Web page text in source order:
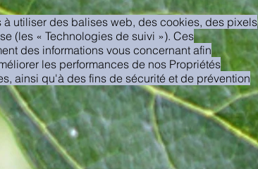
utiliser des balises web, des cookies, des pixels
(les « Technologies de suivi »). Ces
des informations vous concernant afin
les performances de nos Propriétés
ainsi qu'à des fins de sécurité et de prévention